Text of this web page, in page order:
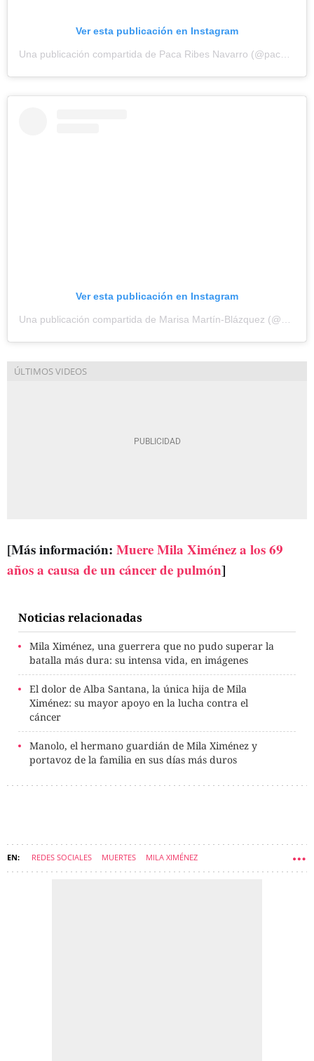
Ver esta publicación en Instagram
Ver esta publicación en Instagram
[Más información: Muere Mila Ximénez a los 69
años a causa de un cáncer de pulmón]
Noticias relacionadas
Mila Ximénez, una guerrera que no pudo superar la
batalla más dura: su intensa vida, en imágenes
El dolor de Alba Santana, la única hija de Mila
Ximénez: su mayor apoyo en la lucha contra el
cáncer
Manolo, el hermano guardián de Mila Ximénez y
portavoz de la familia en sus días más duros
REDES SOCIALES MUERTES MILA XIMÉNEZ